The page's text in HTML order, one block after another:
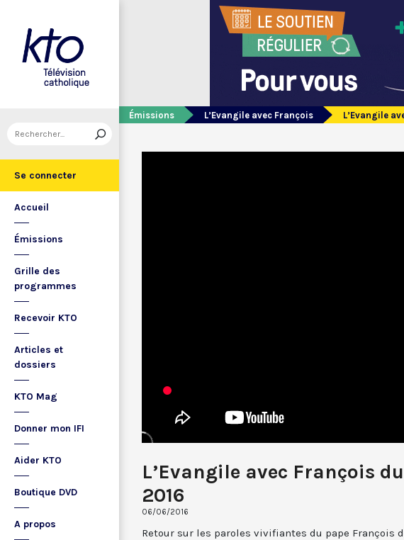
Se connecter
Accueil
Émissions
Grille des
programmes
Recevoir KTO
Articles et
dossiers
KTO Mag
Donner mon IFI
Aider KTO
Boutique DVD
A propos
Émissions L’Evangile avec François L’Evangile
L’Evangile avec François
2016
06/06/2016
Retour sur les paroles vivifiantes du pape François